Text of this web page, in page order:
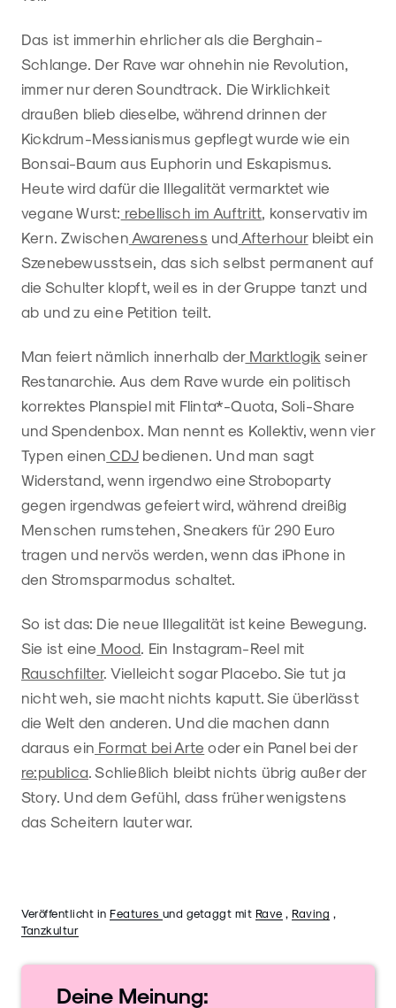
Das ist immerhin ehrlicher als die Berghain-
Schlange. Der Rave war ohnehin nie Revolution,
immer nur deren Soundtrack. Die Wirklichkeit
draußen blieb dieselbe, während drinnen der
Kickdrum-Messianismus gepflegt wurde wie ein
Bonsai-Baum aus Euphorin und Eskapismus.
Heute wird dafür die Illegalität vermarktet wie
vegane Wurst: rebellisch im Auftritt , konservativ im
Kern. Zwischen Awareness und Afterhourbleibt ein
Szenebewusstsein, das sich selbst permanent auf
die Schulter klopft, weil es in der Gruppe tanzt und
ab und zu eine Petition teilt.
Man feiert nämlich innerhalb derMarktlogik seiner
Restanarchie. Aus dem Rave wurde ein politisch
korrektes Planspiel mit Flinta*-Quota, Soli-Share
und Spendenbox. Man nennt es Kollektiv, wenn vier
Typen einen CDJ bedienen. Und man sagt
Widerstand, wenn irgendwo eine Stroboparty
gegen irgendwas gefeiert wird, während dreißig
Menschen rumstehen, Sneakers für 290 Euro
tragen und nervös werden, wenn das iPhone in
den Stromsparmodus schaltet.
So ist das: Die neue Illegalität ist keine Bewegung.
Sie ist eine Mood . Ein Instagram-Reel mit
Rauschfilter. Vielleicht sogar Placebo. Sie tut ja
nicht weh, sie macht nichts kaputt. Sie überlässt
die Welt den anderen. Und die machen dann
daraus ein Format bei Arte oder ein Panel bei der
re:publica . Schließlich bleibt nichts übrig außer der
Story. Und dem Gefühl, dass früher wenigstens
das Scheitern lauter war.
Veröffentlicht in Features und getaggt mit Rave Raving
Tanzkultur
Deine Meinung: